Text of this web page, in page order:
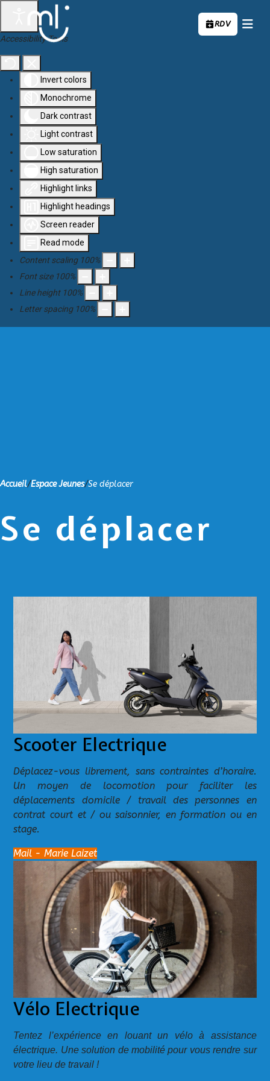
Aller au contenu principal
Accessibility Tools
Invert colors
Monochrome
Dark contrast
Light contrast
Low saturation
High saturation
Highlight links
Highlight headings
Screen reader
Read mode
Content scaling 100%
Font size 100%
Line height 100%
Letter spacing 100%
RDV
Accueil/Espace Jeunes/Se déplacer
Se déplacer
Scooter Electrique
Déplacez-vous librement, sans contraintes d’horaire.
Un moyen de locomotion pour faciliter les
déplacements domicile / travail des personnes en
contrat court et / ou saisonnier, en formation ou en
stage.
Mail - Marie Laizet
Vélo Electrique
Tentez l’expérience
en louant un vélo à assistance
électrique. Une solution de mobilité pour vous rendre sur
votre lieu detravail!